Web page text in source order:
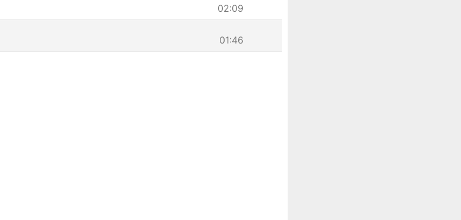
02:09
01:46